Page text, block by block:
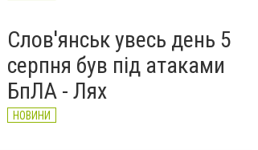
Слов'янськ увесь день 5
серпня був під атаками
БпЛА - Лях
НОВИНИ